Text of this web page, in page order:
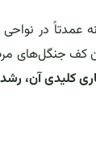
عمدتاً در
جنگل‌های
کلیدی آن،